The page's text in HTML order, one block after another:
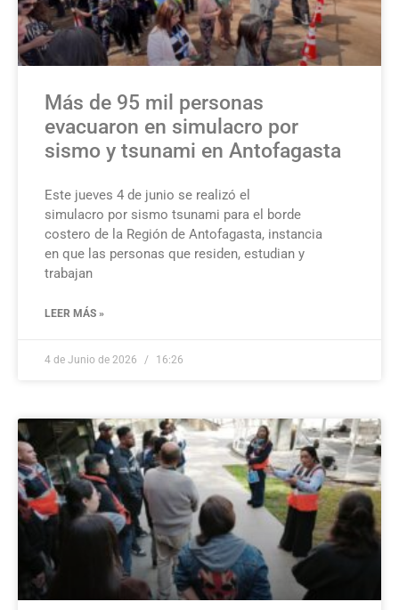
Más de 95 mil personas
evacuaron en simulacro por
sismo y tsunami en Antofagasta
Este jueves 4 de junio se realizó el
simulacro por sismo tsunami para el borde
costero de la Región de Antofagasta, instancia
en que las personas que residen, estudian y
trabajan
LEER MÁS »
4 de Junio de 2026 16:26